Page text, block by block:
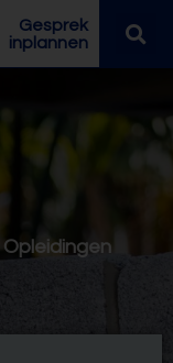
Gesprek
inplannen
Opleidingen